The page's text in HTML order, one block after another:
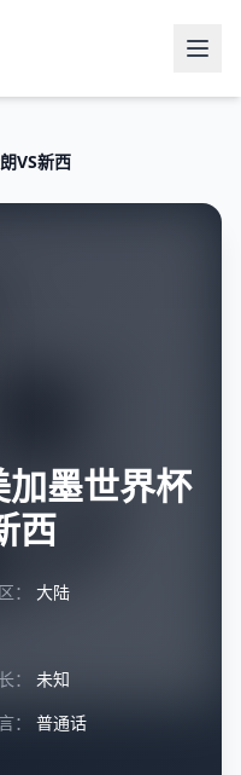
VS新西
墨世界杯
西
：
大陆
：
未知
：
普通话